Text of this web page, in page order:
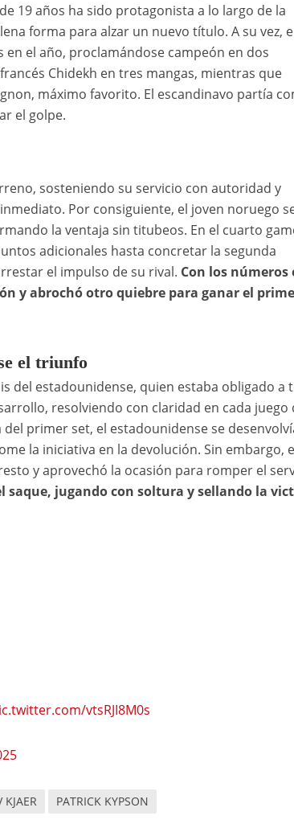
19 años ha sido protagonista a lo largo de la
forma para alzar un nuevo título. A su vez,
el año, proclamándose campeón en dos
Chidekh en tres mangas, mientras que
máximo favorito. El escandinavo partía
el golpe.
sosteniendo su servicio con autoridad y
Por consiguiente, el joven noruego
la ventaja sin titubeos. En el cuarto
adicionales hasta concretar la segunda
el impulso de su rival. Con los números
y abrochó otro quiebre para ganar el
el triunfo
del estadounidense, quien estaba obligado a
resolviendo con claridad en cada juego
primer set, el estadounidense se
la iniciativa en la devolución. Sin embargo,
y aprovechó la ocasión para romper el
saque, jugando con soltura y sellando la
vtsRJI8M0s
PATRICK KYPSON